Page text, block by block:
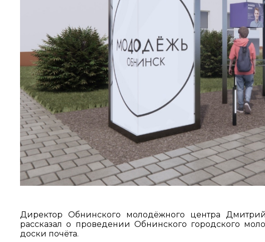
Директор Обнинского молодёжного центра
рассказал о проведении Обнинского городского
доски почёта.